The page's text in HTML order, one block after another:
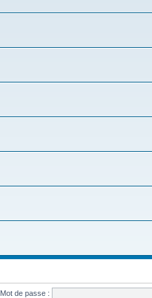
Mot de passe :